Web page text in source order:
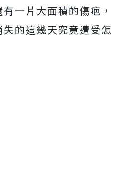
一片大面積的傷疤，
的這幾天究竟遭受怎